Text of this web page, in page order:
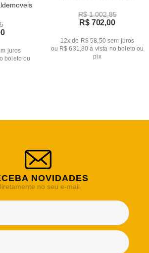
juros
boleto ou
R$ 1.002,85
R$ 702,00
12x de R$ 58,50 sem juros
ou R$ 631,80 à vista no boleto ou
pix
NOVIDADES
no seu e-mail